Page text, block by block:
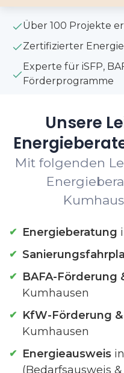
Über 100 Projekte
Zertifizierter
Experte für iSFP,
Förderprogramme
Unsere
Mit folgenden
Energieberatung
BAFA-Förderung
Kumhausen
KfW-Förderung
Kumhausen
Energieausweis
(Bedarfsausweis